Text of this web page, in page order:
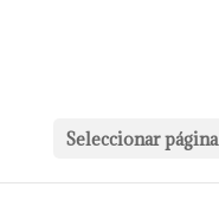
Seleccionar página